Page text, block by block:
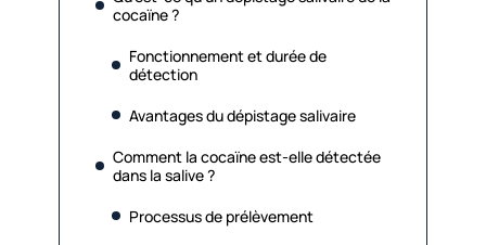
cocaïne ?
Fonctionnement et durée de
détection
Avantages du dépistage salivaire
Comment la cocaïne est-elle détectée
dans la salive ?
Processus de prélèvement